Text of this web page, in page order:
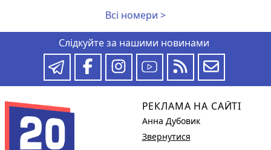
Всі номери >
Слідкуйте за нашими новинами
РЕКЛАМА НА САЙТІ
Анна Дубовик
Звернутися